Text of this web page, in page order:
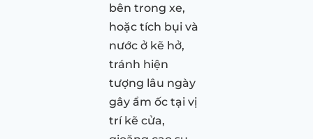
bên trong xe,
hoặc tích bụi và
nước ở kẽ hở,
tránh hiện
tượng lâu ngày
gây ẩm ốc tại vị
trí kẽ cửa,